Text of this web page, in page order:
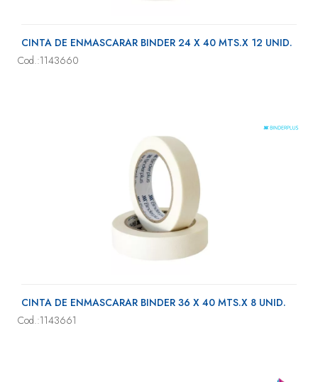
CINTA DE ENMASCARAR BINDER 24 X 40 MTS.X 12 UNID.
Cod.:1143660
CINTA DE ENMASCARAR BINDER 36 X 40 MTS.X 8 UNID.
Cod.:1143661